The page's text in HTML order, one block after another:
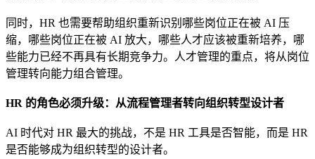
同时，HR 也需要帮助组织重新识别哪些岗位正在被 AI 压
缩，哪些岗位正在被 AI 放大，哪些人才应该被重新培养，哪
些能力已经不再具有长期竞争力。人才管理的重点，将从岗位
管理转向能力组合管理。
HR 的角色必须升级：从流程管理者转向组织转型设计者
AI 时代对 HR 最大的挑战，不是 HR 工具是否智能，而是 HR
是否能够成为组织转型的设计者。